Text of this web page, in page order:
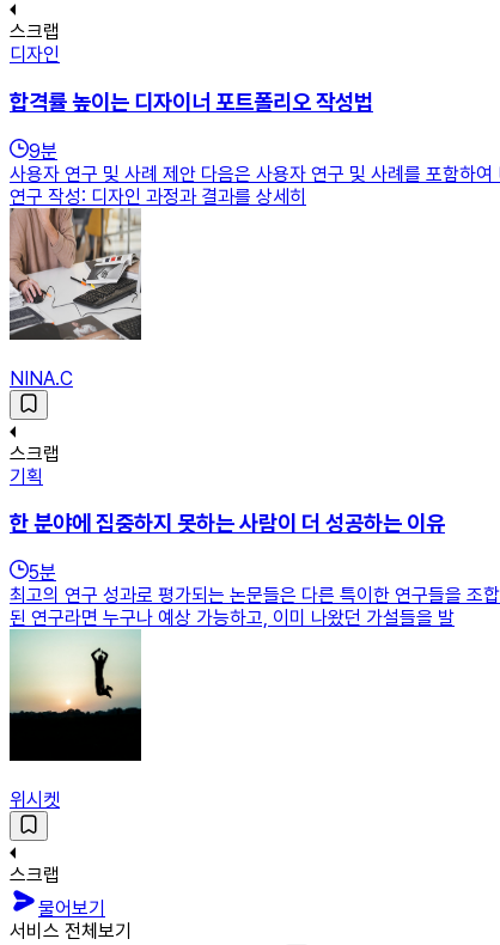
스크랩
디자인
합격률 높이는 디자이너 포트폴리오 작성법
9분
사용자 연구 및 사례 제안 다음은 사용자 연구 및 사례를 포함하
연구 작성: 디자인 과정과 결과를 상세히
NINA.C
스크랩
기획
한 분야에 집중하지 못하는 사람이 더 성공하는 이유
5분
최고의 연구 성과로 평가되는 논문들은 다른 특이한 연구들을
된 연구라면 누구나 예상 가능하고, 이미 나왔던 가설들을 발
위시켓
스크랩
물어보기
서비스 전체보기